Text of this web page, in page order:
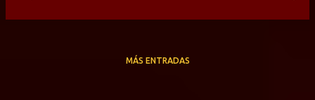
MÁS ENTRADAS